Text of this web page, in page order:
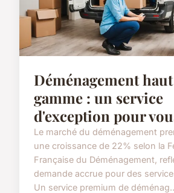
Déménagement
gamme : un service
d'exception pour
Le marché du déménagement
une croissance de 22% selon la
Française du Déménagement,
demande accrue pour des
Un service premium de